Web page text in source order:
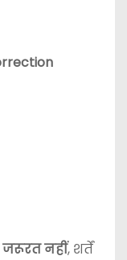
नहीं, शर्तें